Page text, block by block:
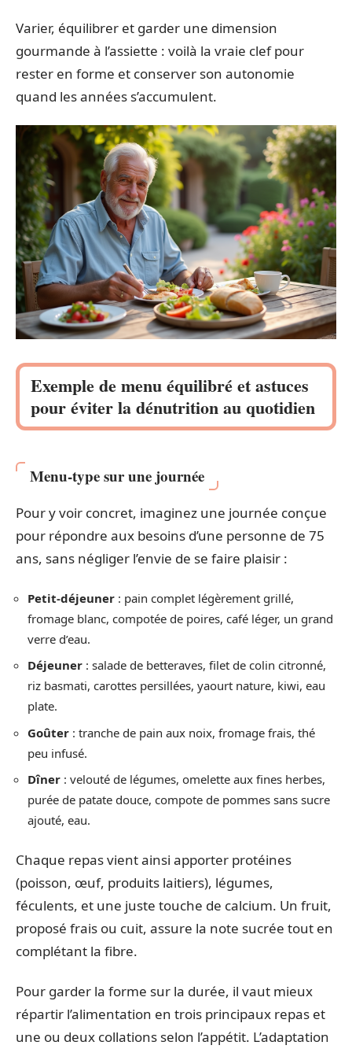
Varier, équilibrer et garder une dimension
gourmande à l’assiette : voilà la vraie clef pour
rester en forme et conserver son autonomie
quand les années s’accumulent.
Exemple de menu équilibré et astuces
pour éviter la dénutrition au quotidien
Menu-type sur une journée
Pour y voir concret, imaginez une journée conçue
pour répondre aux besoins d’une personne de 75
ans, sans négliger l’envie de se faire plaisir :
Petit-déjeuner : pain complet légèrement grillé,
fromage blanc, compotée de poires, café léger, un grand
verre d’eau.
Déjeuner : salade de betteraves, filet de colin citronné,
riz basmati, carottes persillées, yaourt nature, kiwi, eau
plate.
Goûter : tranche de pain aux noix, fromage frais, thé
peu infusé.
Dîner : velouté de légumes, omelette aux fines herbes,
purée de patate douce, compote de pommes sans sucre
ajouté, eau.
Chaque repas vient ainsi apporter protéines
(poisson, œuf, produits laitiers), légumes,
féculents, et une juste touche de calcium. Un fruit,
proposé frais ou cuit, assure la note sucrée tout en
complétant la fibre.
Pour garder la forme sur la durée, il vaut mieux
répartir l’alimentation en trois principaux repas et
une ou deux collations selon l’appétit. L’adaptation